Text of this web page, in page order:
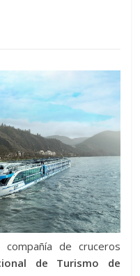
de cruceros
de Turismo de